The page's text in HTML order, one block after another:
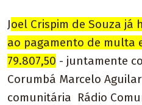
Joel Crispim de Souza já
ao pagamento de multa
79.807,50 - juntamente
Corumbá Marcelo
comunitária Rádio